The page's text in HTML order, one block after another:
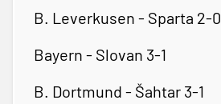
B. Leverkusen - Sparta 2-0
Bayern - Slovan 3-1
B. Dortmund - Šahtar 3-1